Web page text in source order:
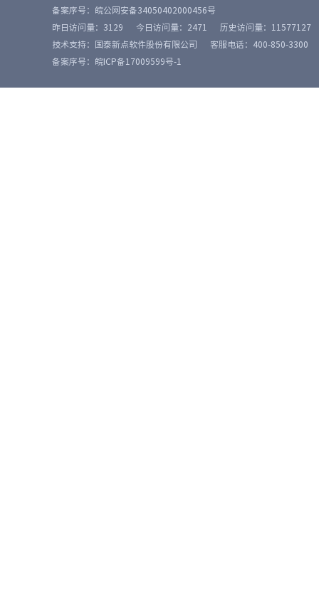
备案序号： 皖公网安备34050402000456号
昨日访问量： 3129 今日访问量： 2471 历史访问量： 11577127
技术支持：国泰新点软件股份有限公司
客服电话：400-850-3300
备案序号：皖ICP备17009599号-1